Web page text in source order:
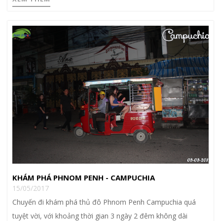
KHÁM PHÁ PHNOM PENH - CAMPUCHIA
15/05/2017
Chuyến đi khám phá thủ đô Phnom Penh Campuchia quá
tuyệt vời, với khoảng thời gian 3 ngày 2 đêm không dài